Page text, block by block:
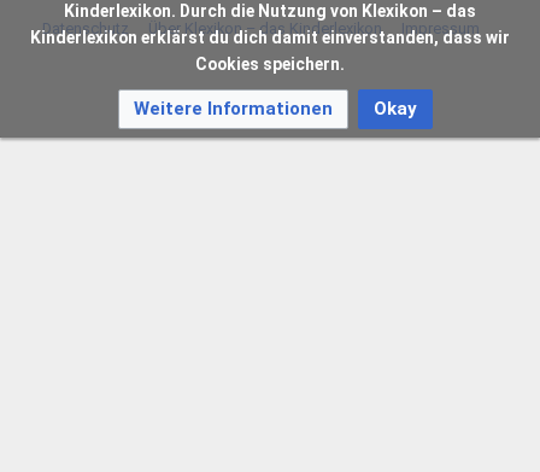
Datenschutz Über Klexikon – das Kinderlexikon Impressum
Kinderlexikon. Durch die Nutzung von Klexikon – das
Kinderlexikon erklärst du dich damit einverstanden, dass wir
Cookies speichern.
Weitere Informationen Okay